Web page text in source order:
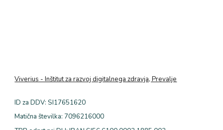
Viverius - Inštitut za razvoj digitalnega zdravja, Prevalje
ID za DDV: SI17651620
Matična številka: 7096216000